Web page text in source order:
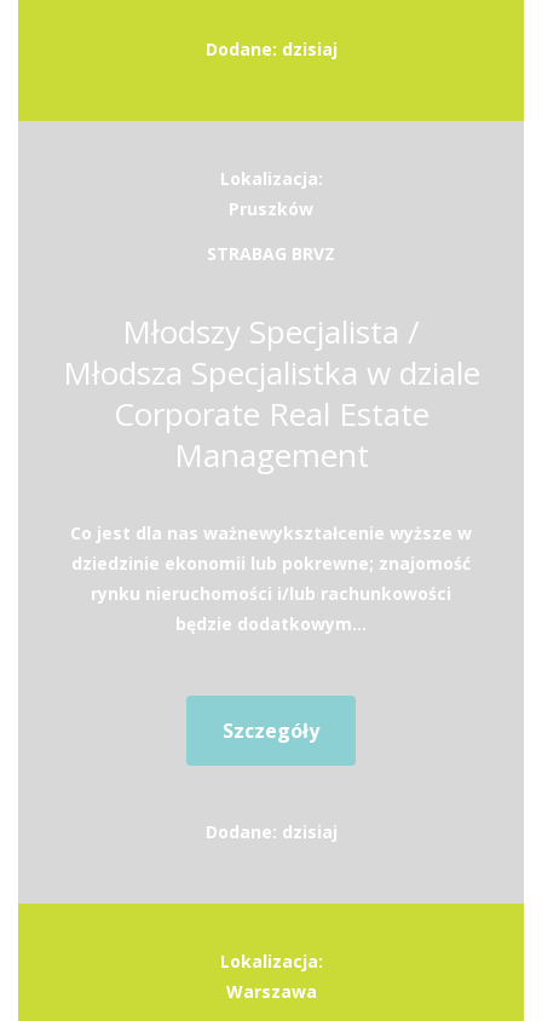
Dodane: dzisiaj
Lokalizacja:
Pruszków
STRABAG BRVZ
Młodszy Specjalista /
Młodsza Specjalistka w dziale
Corporate Real Estate
Management
Co jest dla nas ważnewykształcenie wyższe w
dziedzinie ekonomii lub pokrewne; znajomość
rynku nieruchomości i/lub rachunkowości
będzie dodatkowym...
Szczegóły
Dodane: dzisiaj
Lokalizacja:
Warszawa